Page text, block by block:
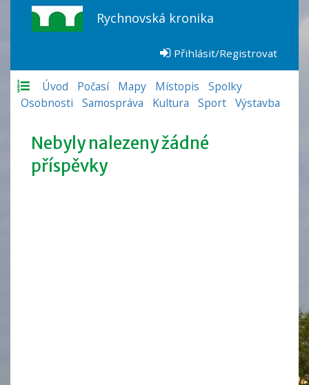
Rychnovská kronika
Přihlásit/Registrovat
Úvod Počasí Mapy Místopis
Spolky
Osobnosti
Samospráva Kultura Sport Výstavba
Nebyly nalezeny žádné
příspěvky